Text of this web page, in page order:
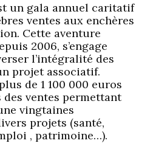
un gala annuel caritatif
ventes aux enchères
Cette aventure
2006, s’engage
l’intégralité des
projet associatif.
de 1 100 000 euros
ventes permettant
vingtaines
projets (santé,
, patrimoine…).